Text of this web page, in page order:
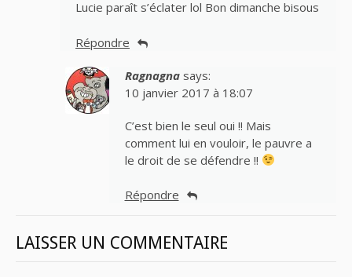
Lucie paraît s’éclater lol Bon dimanche bisous
Répondre
Ragnagna says:
10 janvier 2017 à 18:07
C’est bien le seul oui !! Mais
comment lui en vouloir, le pauvre a
le droit de se défendre !!
Répondre
LAISSER UN COMMENTAIRE